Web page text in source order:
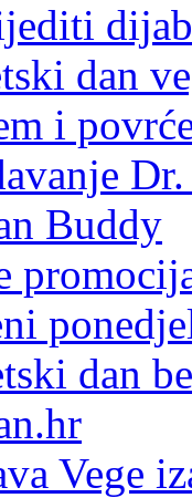
dan
i
Buddy
dan
Vege